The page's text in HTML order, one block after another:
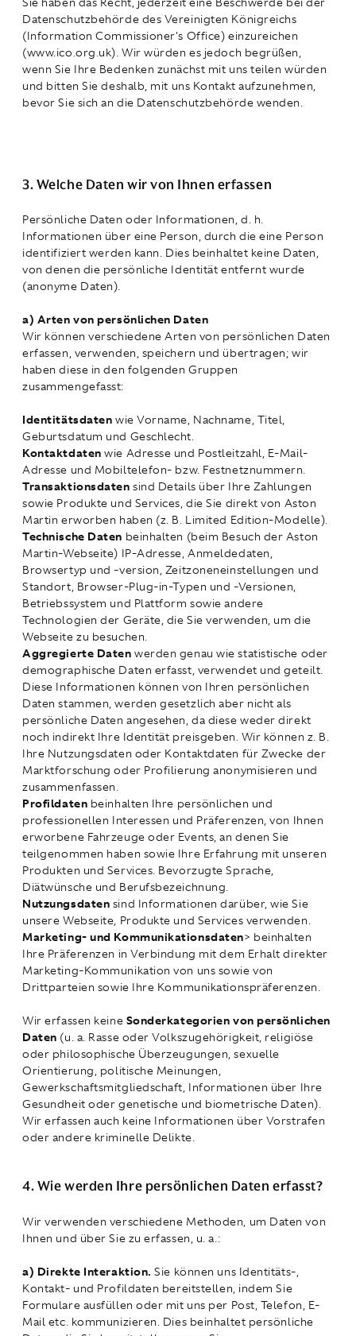
Datenschutzbehörde des Vereinigten Königreichs
(Information Commissioner's Office) einzureichen
(www.ico.org.uk). Wir würden es jedoch begrüßen,
wenn Sie Ihre Bedenken zunächst mit uns teilen würden
und bitten Sie deshalb, mit uns Kontakt aufzunehmen,
bevor Sie sich an die Datenschutzbehörde wenden.
3. Welche Daten wir von Ihnen erfassen
Persönliche Daten oder Informationen, d. h.
Informationen über eine Person, durch die eine Person
identifiziert werden kann. Dies beinhaltet keine Daten,
von denen die persönliche Identität entfernt wurde
(anonyme Daten).
a) Arten von persönlichen Daten
Wir können verschiedene Arten von persönlichen Daten
erfassen, verwenden, speichern und übertragen; wir
haben diese in den folgenden Gruppen
zusammengefasst:
Identitätsdaten wie Vorname, Nachname, Titel,
Geburtsdatum und Geschlecht.
Kontaktdaten wie Adresse und Postleitzahl, E-Mail-
Adresse und Mobiltelefon- bzw. Festnetznummern.
Transaktionsdaten sind Details über Ihre Zahlungen
sowie Produkte und Services, die Sie direkt von Aston
Martin erworben haben (z. B. Limited Edition-Modelle).
Technische Daten beinhalten (beim Besuch der Aston
Martin-Webseite) IP-Adresse, Anmeldedaten,
Browsertyp und -version, Zeitzoneneinstellungen und
Standort, Browser-Plug-in-Typen und -Versionen,
Betriebssystem und Plattform sowie andere
Technologien der Geräte, die Sie verwenden, um die
Webseite zu besuchen.
Aggregierte Daten werden genau wie statistische oder
demographische Daten erfasst, verwendet und geteilt.
Diese Informationen können von Ihren persönlichen
Daten stammen, werden gesetzlich aber nicht als
persönliche Daten angesehen, da diese weder direkt
noch indirekt Ihre Identität preisgeben. Wir können z. B.
Ihre Nutzungsdaten oder Kontaktdaten für Zwecke der
Marktforschung oder Profilierung anonymisieren und
zusammenfassen.
Profildaten beinhalten Ihre persönlichen und
professionellen Interessen und Präferenzen, von Ihnen
erworbene Fahrzeuge oder Events, an denen Sie
teilgenommen haben sowie Ihre Erfahrung mit unseren
Produkten und Services. Bevorzugte Sprache,
Diätwünsche und Berufsbezeichnung.
Nutzungsdaten sind Informationen darüber, wie Sie
unsere Webseite, Produkte und Services verwenden.
Marketing- und Kommunikationsdaten> beinhalten
Ihre Präferenzen in Verbindung mit dem Erhalt direkter
Marketing-Kommunikation von uns sowie von
Drittparteien sowie Ihre Kommunikationspräferenzen.
Wir erfassen keine Sonderkategorien von persönlichen
Daten (u. a. Rasse oder Volkszugehörigkeit, religiöse
oder philosophische Überzeugungen, sexuelle
Orientierung, politische Meinungen,
Gewerkschaftsmitgliedschaft, Informationen über Ihre
Gesundheit oder genetische und biometrische Daten).
Wir erfassen auch keine Informationen über Vorstrafen
oder andere kriminelle Delikte.
4. Wie werden Ihre persönlichen Daten erfasst?
Wir verwenden verschiedene Methoden, um Daten von
Ihnen und über Sie zu erfassen, u. a.:
a) Direkte Interaktion. Sie können uns Identitäts-,
Kontakt- und Profildaten bereitstellen, indem Sie
Formulare ausfüllen oder mit uns per Post, Telefon, E-
Mail etc. kommunizieren. Dies beinhaltet persönliche